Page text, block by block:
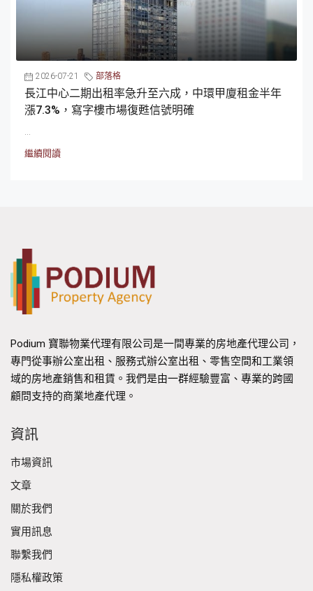
2026-07-21 部落格
長江中心二期出租率急升至六成，中環甲廈租金半年
漲7.3%，寫字樓市場復甦信號明確
...
繼續閱讀
Podium 寶聯物業代理有限公司是一間專業的房地產代理公司，
專門從事辦公室出租、服務式辦公室出租、零售空間和工業領
域的房地產銷售和租賃。我們是由一群經驗豐富、專業的跨國
顧問支持的商業地產代理。
資訊
市場資訊
文章
關於我們
實用訊息
聯繫我們
隱私權政策